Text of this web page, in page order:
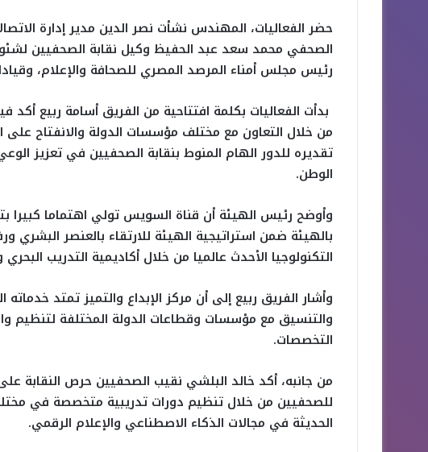
حضر الفعاليات، المهندس نشأت نصر الدين مدير إدارة
الصحفي محمد سعد عبد الحفيظ وكيل نقابة الصحفيين
رئيس مجلس أمناء المرصد المصري للصحافة والإعلام،
بدأت الفعاليات بكلمة افتتاحية من الفريق أسامة ربيع
من خلال التعاون مع مختلف مؤسسات الدولة والانفتاح على
تقديره للدور الهام المنوط بنقابة الصحفيين في تعزيز
الوطن.
وأوضح رئيس الهيئة أن قناة السويس تولي اهتماما كبيرا
بالهيئة ضمن استراتيجية الهيئة للارتقاء بالعنصر
التكنولوجيا الأحدث عالميا من خلال أكاديمية التدريب البحري
وأشار الفريق ربيع إلى أن مركز الإبداع والتميز تمتد
والتنسيق مع مؤسسات وقطاعات الدولة المختلفة لتنظيم
التخصصات.
من جانبه، أكد خالد البلشي نقيب الصحفيين حرص النقابة
للصحفيين من خلال تنظيم دورات تدريبية متخصصة في
الحديثة في مجالات الذكاء الاصطناعي والإعلام الرقمي.